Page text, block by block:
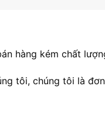
hàng kém chất
tôi, chúng tôi là